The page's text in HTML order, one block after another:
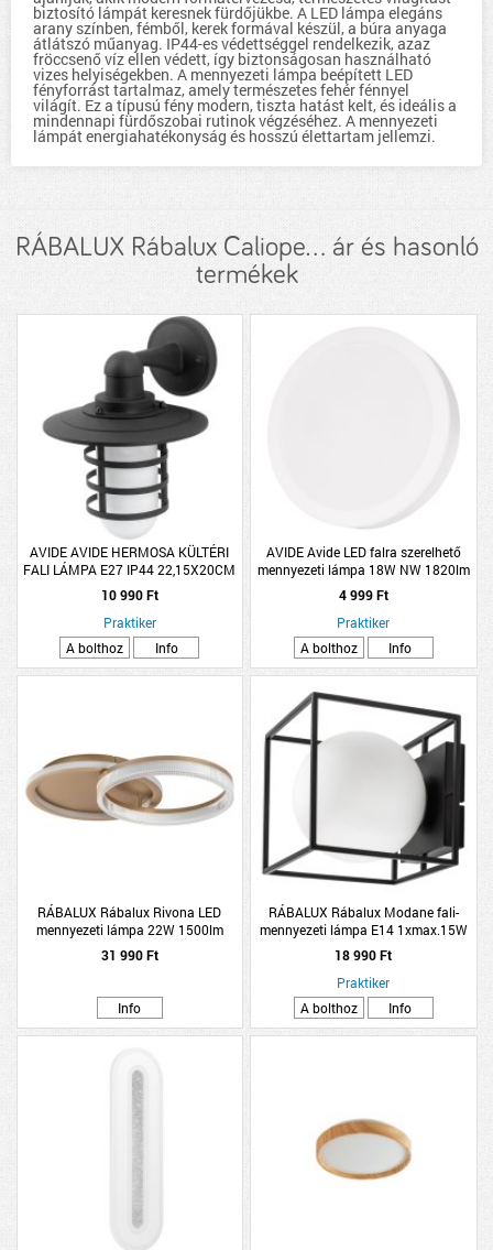
biztosító lámpát keresnek fürdőjükbe. A LED lámpa elegáns
arany színben, fémből, kerek formával készül, a búra anyaga
átlátszó műanyag. IP44-es védettséggel rendelkezik, azaz
fröccsenő víz ellen védett, így biztonságosan használható
vizes helyiségekben. A mennyezeti lámpa beépített LED
fényforrást tartalmaz, amely természetes fehér fénnyel
világít. Ez a típusú fény modern, tiszta hatást kelt, és ideális a
mindennapi fürdőszobai rutinok végzéséhez. A mennyezeti
lámpát energiahatékonyság és hosszú élettartam jellemzi.
RÁBALUX Rábalux Caliope... ár és hasonló
termékek
AVIDE AVIDE HERMOSA KÜLTÉRI
FALI LÁMPA E27 IP44 22,15X20CM
FEKETE
10 990 Ft
Praktiker
A bolthoz
Info
AVIDE Avide LED falra szerelhető
mennyezeti lámpa 18W NW 1820lm
4000K IP20 D22,5cm
4 999 Ft
Praktiker
A bolthoz
Info
RÁBALUX Rábalux Rivona LED
mennyezeti lámpa 22W 1500lm
3000-6500K L53,5cm fém arany
31 990 Ft
Info
RÁBALUX Rábalux Modane fali-
mennyezeti lámpa E14 1xmax.15W
17x17cm IP44 fekete
18 990 Ft
Praktiker
A bolthoz
Info